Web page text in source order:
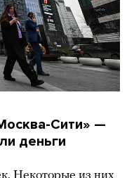
Сити» —
деньги
Некоторые из них